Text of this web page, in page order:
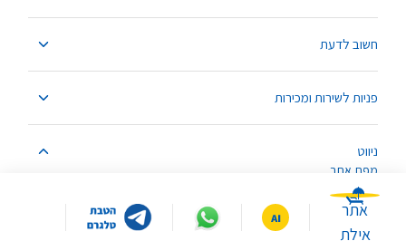
חשוב לדעת
פניות לשירות ומכירות
ניווט
מפת אתר
אתר
אילת